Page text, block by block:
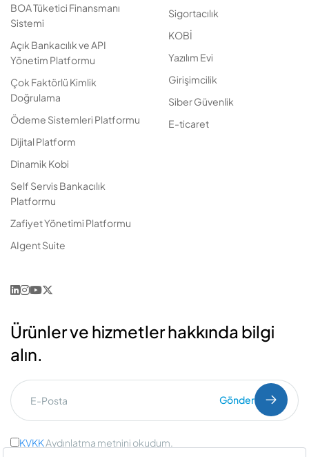
BOA Tüketici Finansmanı
Sistemi
Açık Bankacılık ve API
Yönetim Platformu
Çok Faktörlü Kimlik
Doğrulama
Ödeme Sistemleri Platformu
Dijital Platform
Dinamik Kobi
Self Servis Bankacılık
Platformu
Zafiyet Yönetimi Platformu
AIgent Suite
Sigortacılık
KOBİ
Yazılım Evi
Girişimcilik
Siber Güvenlik
E-ticaret
Ürünler ve hizmetler hakkında bilgi
alın.
Gönder
KVKKAydınlatma metnini okudum.